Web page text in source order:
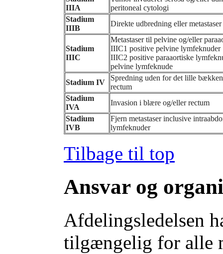
IIIA
peritoneal cytologi
Stadium
IIIB
Direkte udbredning eller
Stadium
IIIC
Metastaser til pelvine og/eller
IIIC1 positive pelvine lymfeknuder
IIIC2 positive paraaortiske
pelvine lymfeknude
Stadium IV
Spredning uden for det lille
rectum
Stadium
IVA
Invasion i blære og/eller rectum
Stadium
IVB
Fjern metastaser inclusive
lymfeknuder
Tilbage til top
Ansvar og
Afdelingsledelsen
tilgængelig for alle